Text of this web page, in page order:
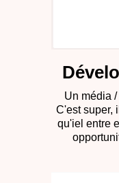
Un média
C'est super,
qu'iel entre